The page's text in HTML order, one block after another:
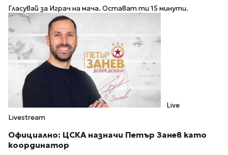
Гласувай за Играч на мача. Остават ти 15 минути.
Live
Livestream
Официално: ЦСКА назначи Петър Занев като
координатор